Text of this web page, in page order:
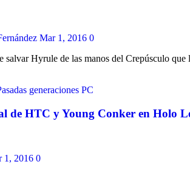
Mar 1, 2016 0
salvar Hyrule de las manos del Crepúsculo
generaciones PC
de HTC y Young Conker en Holo
1, 2016 0